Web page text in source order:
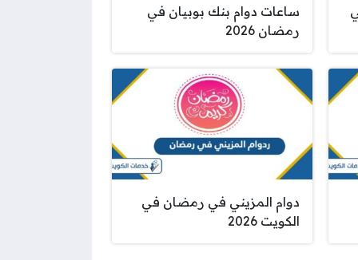
ساعات دوام بنك بوبيان في
رمضان 2026
دوام المزيني في رمضان في
الكويت 2026